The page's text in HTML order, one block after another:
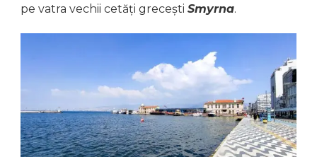
pe vatra vechii cetăți grecești Smyrna.